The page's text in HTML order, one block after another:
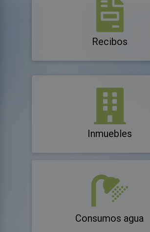
Recibos
Inmuebles
Consumos agua